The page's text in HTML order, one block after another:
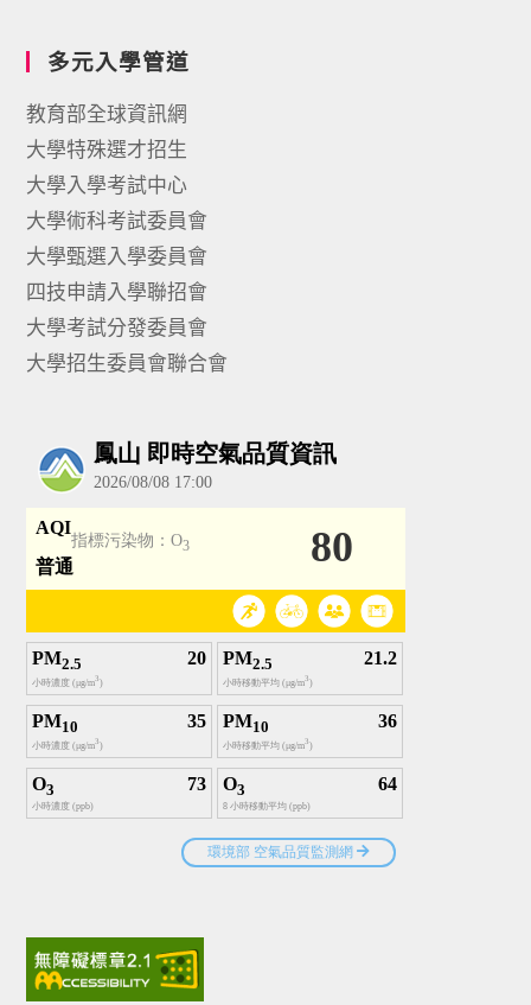
多元入學管道
教育部全球資訊網
大學特殊選才招生
大學入學考試中心
大學術科考試委員會
大學甄選入學委員會
四技申請入學聯招會
大學考試分發委員會
大學招生委員會聯合會